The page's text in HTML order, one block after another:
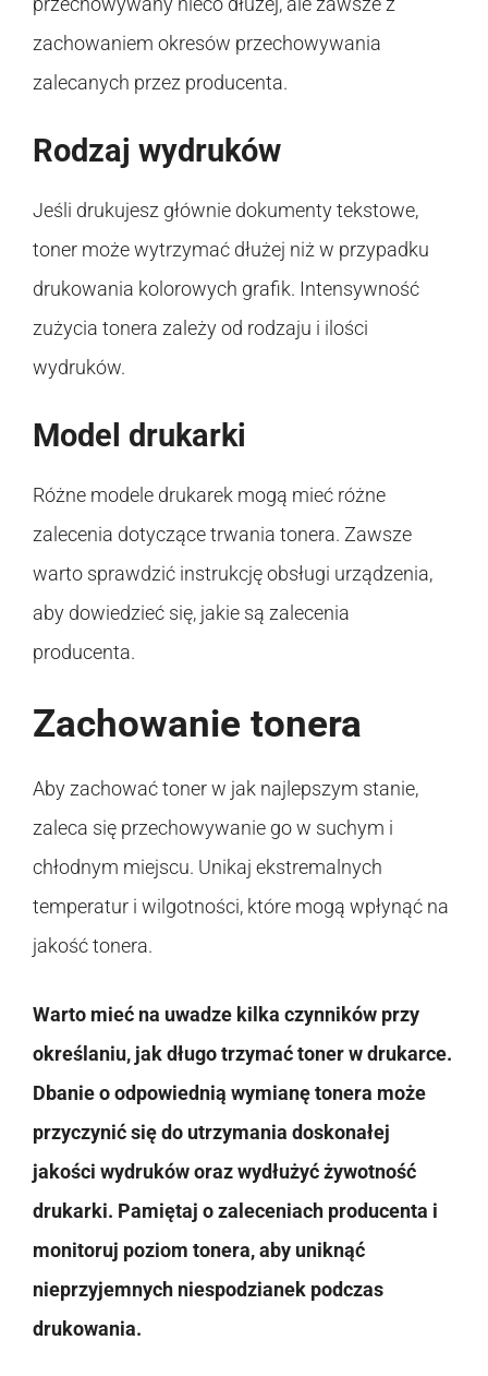
zachowaniem okresów przechowywania
zalecanych przez producenta.
Rodzaj wydruków
Jeśli drukujesz głównie dokumenty tekstowe,
toner może wytrzymać dłużej niż w przypadku
drukowania kolorowych grafik. Intensywność
zużycia tonera zależy od rodzaju i ilości
wydruków.
Model drukarki
Różne modele drukarek mogą mieć różne
zalecenia dotyczące trwania tonera. Zawsze
warto sprawdzić instrukcję obsługi urządzenia,
aby dowiedzieć się, jakie są zalecenia
producenta.
Zachowanie tonera
Aby zachować toner w jak najlepszym stanie,
zaleca się przechowywanie go w suchym i
chłodnym miejscu. Unikaj ekstremalnych
temperatur i wilgotności, które mogą wpłynąć na
jakość tonera.
Warto mieć na uwadze kilka czynników przy
określaniu, jak długo trzymać toner w drukarce.
Dbanie o odpowiednią wymianę tonera może
przyczynić się do utrzymania doskonałej
jakości wydruków oraz wydłużyć żywotność
drukarki. Pamiętaj o zaleceniach producenta i
monitoruj poziom tonera, aby uniknąć
nieprzyjemnych niespodzianek podczas
drukowania.